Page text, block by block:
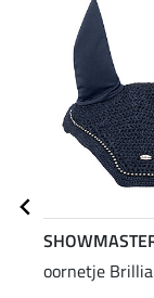
oornetje